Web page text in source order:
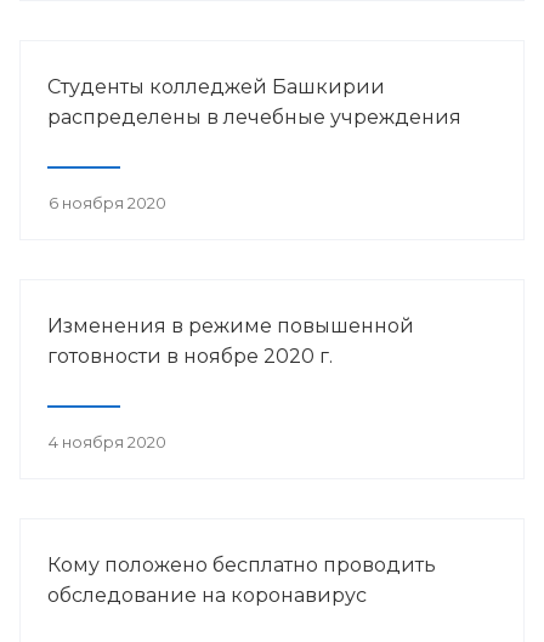
Студенты колледжей Башкирии
распределены в лечебные учреждения
6 ноября 2020
Изменения в режиме повышенной
готовности в ноябре 2020 г.
4 ноября 2020
Кому положено бесплатно проводить
обследование на коронавирус